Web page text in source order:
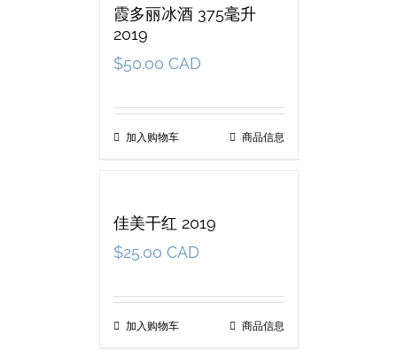
霞多丽冰酒 375毫升
2019
$50.00 CAD
加入购物车 商品信息
佳美干红 2019
$25.00 CAD
加入购物车 商品信息